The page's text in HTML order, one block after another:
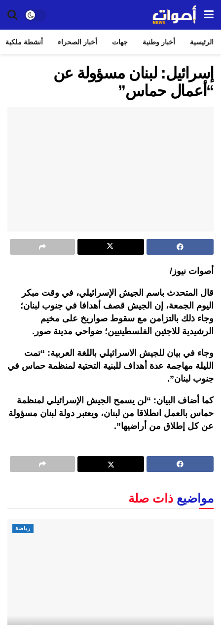
الرئيسية أخبار وطنية جهات أخبار الصحراء أنشطة ملكية
إسرائيل: لبنان مسؤولة عن
“أعمال حماس”
أصوات نيوز/
قال المتحدث باسم الجيش الإسرائيلي، في وقت مبكر
اليوم الجمعة، إن الجيش قصف أهدافا في جنوب لبنان؛
وجاء ذلك بالتزامن مع سقوط صواريخ على مخيم
الرشيدية للاجئين الفلسطينيين؛ ضواحي مدينة صور.
وجاء في بيان للجيش الاسرائيلي باللغة العربية: “تمت
الليلة مهاجمة عدة أهداف للبنية التحتية لمنظمة حماس في
جنوب لبنان”.
كما أضاف البيان: “لن يسمح الجيش الإسرائيلي لمنظمة
حماس بالعمل انطلاقا من لبنان، ويعتبر دولة لبنان مسؤولة
عن كل إطلاق من أراضيها”.
مواضيع ذات صلة
رياضة